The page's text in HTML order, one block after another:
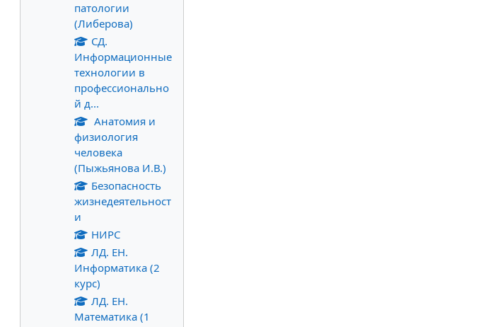
патологии
(Либерова)
СД.
Информационные
технологии в
профессионально
й д...
Анатомия и
физиология
человека
(Пыжьянова И.В.)
Безопасность
жизнедеятельност
и
НИРС
ЛД. ЕН.
Информатика (2
курс)
ЛД. ЕН.
Математика (1